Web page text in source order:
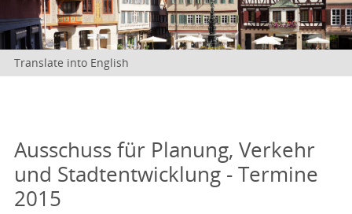
Translate into English
Ausschuss für Planung, Verkehr
und Stadtentwicklung - Termine
2015